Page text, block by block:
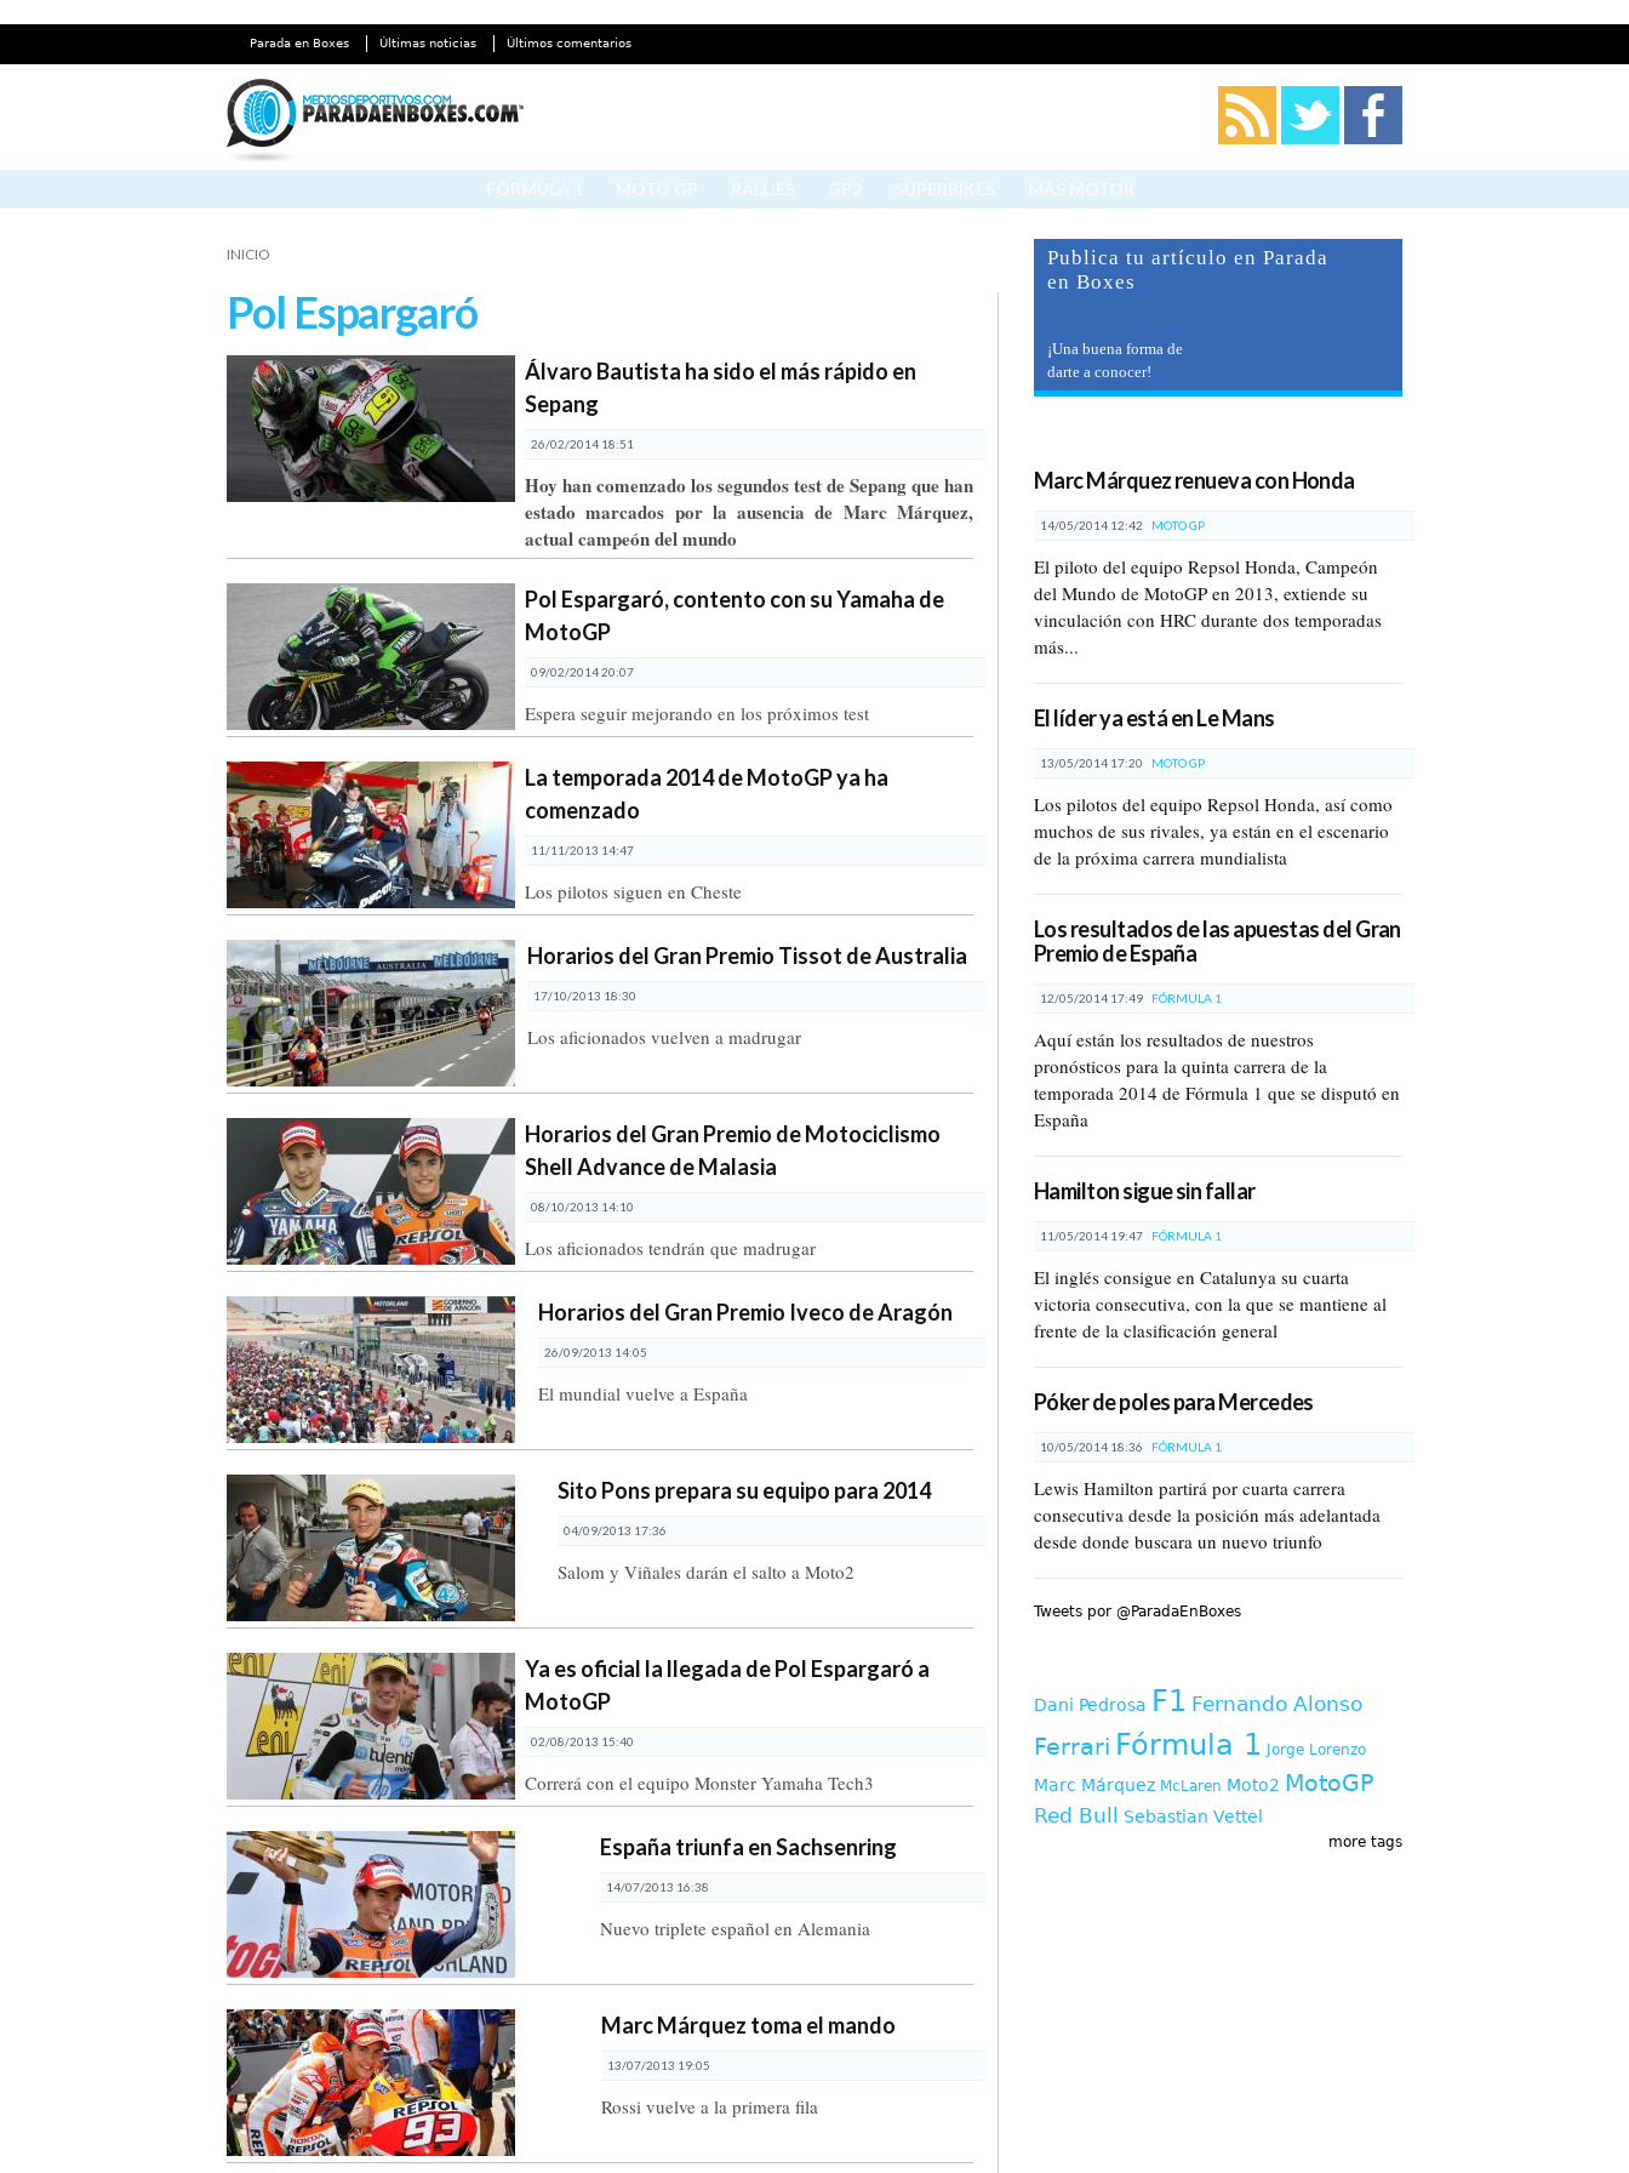
Parada en Boxes Últimas noticias Últimos comentarios
INICIO
Pol Espargaró
Álvaro Bautista ha sido el más rápido en
Sepang
26/02/2014 18:51
Hoy han comenzado los segundos test de Sepang que han
estado marcados por la ausencia de Marc Márquez,
actual campeón del mundo
Pol Espargaró, contento con su Yamaha de
MotoGP
09/02/2014 20:07
Espera seguir mejorando en los próximos test
La temporada 2014 de MotoGP ya ha
comenzado
11/11/2013 14:47
Los pilotos siguen en Cheste
Horarios del Gran Premio Tissot de Australia
17/10/2013 18:30
Los aficionados vuelven a madrugar
Horarios del Gran Premio de Motociclismo
Shell Advance de Malasia
08/10/2013 14:10
Los aficionados tendrán que madrugar
Horarios del Gran Premio Iveco de Aragón
26/09/2013 14:05
El mundial vuelve a España
Sito Pons prepara su equipo para 2014
04/09/2013 17:36
Salom y Viñales darán el salto a Moto2
Ya es oficial la llegada de Pol Espargaró a
MotoGP
02/08/2013 15:40
Correrá con el equipo Monster Yamaha Tech3
España triunfa en Sachsenring
14/07/2013 16:38
Nuevo triplete español en Alemania
Marc Márquez toma el mando
13/07/2013 19:05
Rossi vuelve a la primera fila
Publica tu artículo en Parada
en Boxes
¡Una buena forma de
darte a conocer!
Marc Márquez renueva con Honda
14/05/2014 12:42 MOTO GP
El piloto del equipo Repsol Honda, Campeón
del Mundo de MotoGP en 2013, extiende su
vinculación con HRC durante dos temporadas
más...
El líder ya está en Le Mans
13/05/2014 17:20 MOTO GP
Los pilotos del equipo Repsol Honda, así como
muchos de sus rivales, ya están en el escenario
de la próxima carrera mundialista
Los resultados de las apuestas del Gran
Premio de España
12/05/2014 17:49 FÓRMULA 1
Aquí están los resultados de nuestros
pronósticos para la quinta carrera de la
temporada 2014 de Fórmula 1 que se disputó en
España
Hamilton sigue sin fallar
11/05/2014 19:47 FÓRMULA 1
El inglés consigue en Catalunya su cuarta
victoria consecutiva, con la que se mantiene al
frente de la clasificación general
Póker de poles para Mercedes
10/05/2014 18:36 FÓRMULA 1
Lewis Hamilton partirá por cuarta carrera
consecutiva desde la posición más adelantada
desde donde buscara un nuevo triunfo
Tweets por @ParadaEnBoxes
Dani Pedrosa F1 Fernando Alonso
Ferrari Fórmula 1 Jorge Lorenzo
Marc Márquez McLaren Moto2 MotoGP
Red Bull Sebastian Vettel
more tags